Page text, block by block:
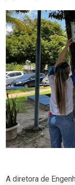
A diretora de